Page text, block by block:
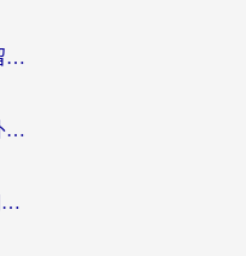
酷狗在海外用怎么版权限制？留学生亲测：3步解决听国内音乐难题
国外用微信加速器的方法：海外党无缝连接国内生活的实用指南
国外看芒果tv总卡？选对回国加速器，轻松追《浪姐》不费劲